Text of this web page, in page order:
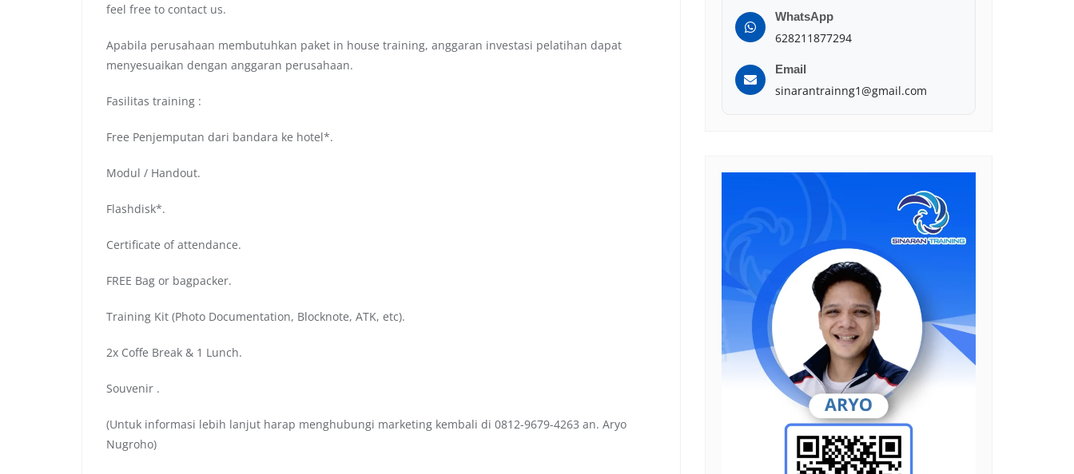
feel free to contact us.
Apabila perusahaan membutuhkan paket in house training, anggaran investasi pelatihan dapat
menyesuaikan dengan anggaran perusahaan.
Fasilitas training :
Free Penjemputan dari bandara ke hotel*.
Modul / Handout.
Flashdisk*.
Certificate of attendance.
FREE Bag or bagpacker.
Training Kit (Photo Documentation, Blocknote, ATK, etc).
2x Coffe Break & 1 Lunch.
Souvenir .
(Untuk informasi lebih lanjut harap menghubungi marketing kembali di 0812-9679-4263 an. Aryo
Nugroho)
WhatsApp
628211877294
Email
sinarantrainng1@gmail.com